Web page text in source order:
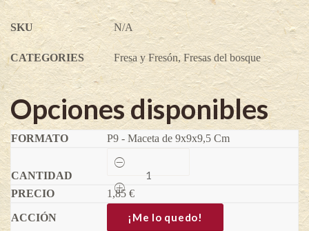
SKU N/A
CATEGORIES Fresa y Fresón, Fresas del bosque
Opciones disponibles
P9 - Maceta de 9x9x9,5 Cm
Fresa
Bosque
Reina
de
los
valles
1,85 €
¡Me lo quedo!